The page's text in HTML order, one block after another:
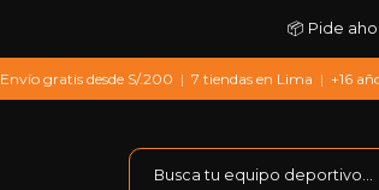
📦 Pide
Envío gratis desde S/.200 | 7 tiendas en Lima | +16